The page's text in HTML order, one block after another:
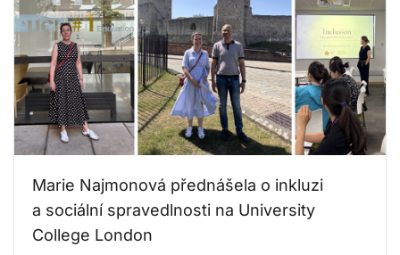
Marie Najmonová přednášela o inkluzi
a sociální spravedlnosti na University
College London